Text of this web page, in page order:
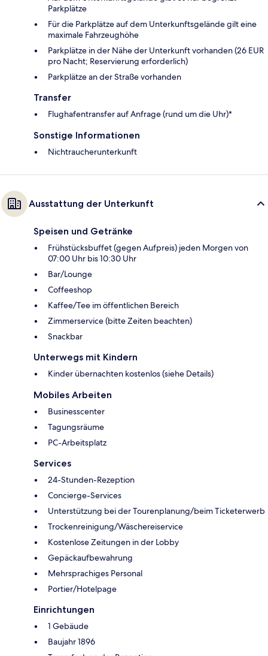
Parkplätze
Für die Parkplätze auf dem Unterkunftsgelände gilt eine
maximale Fahrzeughöhe
Parkplätze in der Nähe der Unterkunft vorhanden (26 EUR
pro Nacht; Reservierung erforderlich)
Parkplätze an der Straße vorhanden
Transfer
Flughafentransfer auf Anfrage (rund um die Uhr)*
Sonstige Informationen
Nichtraucherunterkunft
Ausstattung der Unterkunft
Speisen und Getränke
Frühstücksbuffet (gegen Aufpreis) jeden Morgen von
07:00 Uhr bis 10:30 Uhr
Bar/Lounge
Coffeeshop
Kaffee/Tee im öffentlichen Bereich
Zimmerservice (bitte Zeiten beachten)
Snackbar
Unterwegs mit Kindern
Kinder übernachten kostenlos (siehe Details)
Mobiles Arbeiten
Businesscenter
Tagungsräume
PC-Arbeitsplatz
Services
24-Stunden-Rezeption
Concierge-Services
Unterstützung bei der Tourenplanung/beim Ticketerwerb
Trockenreinigung/Wäschereiservice
Kostenlose Zeitungen in der Lobby
Gepäckaufbewahrung
Mehrsprachiges Personal
Portier/Hotelpage
Einrichtungen
1 Gebäude
Baujahr 1896